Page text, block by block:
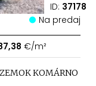
ID: 37178
Na predaj
€/m²
KOMÁRNO